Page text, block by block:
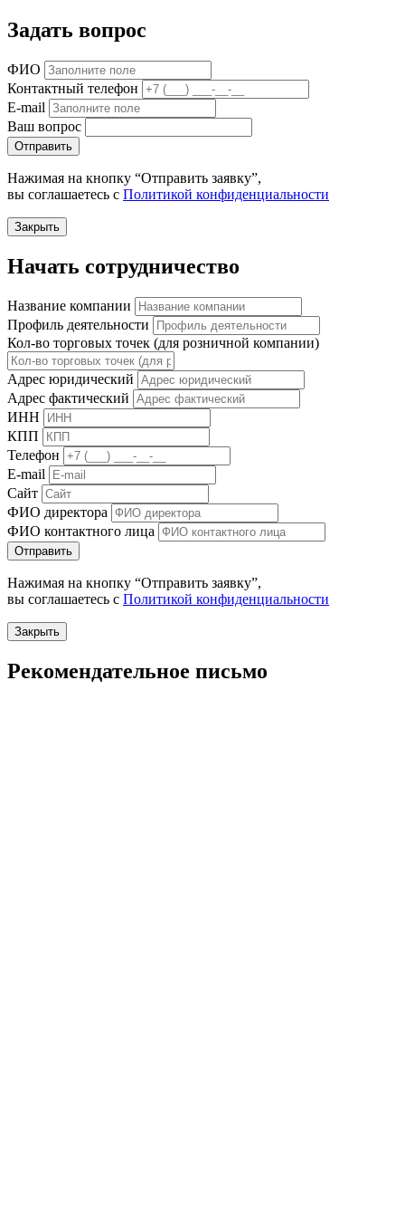
Задать вопрос
ФИО
Контактный телефон
E-mail
Ваш вопрос
Отправить
Нажимая на кнопку “Отправить заявку”,
вы соглашаетесь с Политикой конфиденциальности
Закрыть
Начать сотрудничество
Название компании
Профиль деятельности
Кол-во торговых точек (для розничной компании)
Адрес юридический
Адрес фактический
ИНН
КПП
Телефон
E-mail
Сайт
ФИО директора
ФИО контактного лица
Отправить
Нажимая на кнопку “Отправить заявку”,
вы соглашаетесь с Политикой конфиденциальности
Закрыть
Рекомендательное письмо